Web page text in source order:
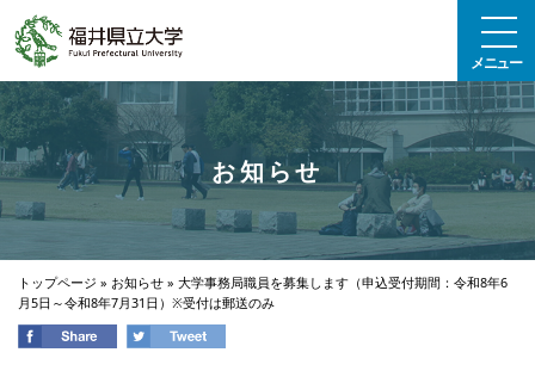
メニュー
お知らせ
トップページ » お知らせ » 大学事務局職員を募集します（申込受付期間：令和8年6
月5日～令和8年7月31日）※受付は郵送のみ